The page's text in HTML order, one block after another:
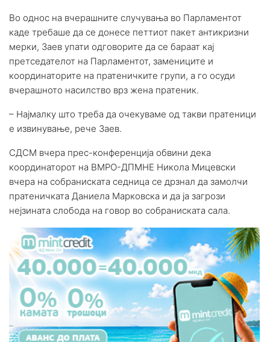
Во однос на вчерашните случувања во Парламентот
каде требаше да се донесе петтиот пакет антикризни
мерки, Заев упати одговорите да се бараат кај
претседателот на Парламентот, замениците и
координаторите на пратеничките групи, а го осуди
вчерашното насилство врз жена пратеник.
– Најмалку што треба да очекуваме од такви пратеници
е извинување, рече Заев.
СДСМ вчера прес-конференција обвини дека
координаторот на ВМРО-ДПМНЕ Никола Мицевски
вчера на собраниската седница се дрзнал да замолчи
пратеничката Даниела Марковска и да ја загрози
нејзината слобода на говор во собраниската сала.